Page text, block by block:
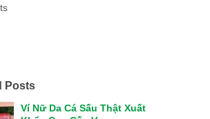
Posts
Ví Nữ Da Cá Sấu Thật Xuất